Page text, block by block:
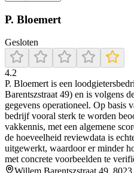
P. Bloemert
Gesloten
4.2
P. Bloemert is een
Barentszstraat 49) en is volgens
gegevens operationeel. Op basis
bedrijf vooral sterk te worden
vakkennis, met een algemene
de hoeveelheid reviewdata is
uitgewerkt, waardoor er minder
met concrete voorbeelden te